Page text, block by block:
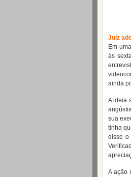
Juiz
Em
às
ainda
A ideia
sua
tinha
disse o
A ação